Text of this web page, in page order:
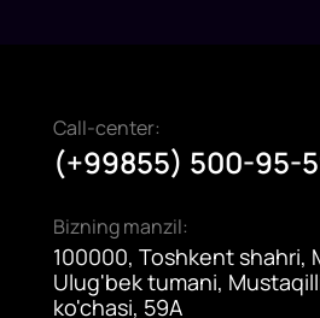
Call-center:
(+99855) 500-95-
Bizning manzil:
100000, Toshkent shahri,
Ulug'bek tumani,
ko'chasi, 59A